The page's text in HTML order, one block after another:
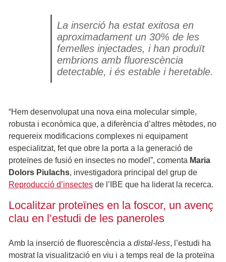
La inserció ha estat exitosa en
aproximadament un 30% de les
femelles injectades, i han produït
embrions amb fluorescència
detectable, i és estable i heretable.
“Hem desenvolupat una nova eina molecular simple,
robusta i econòmica que, a diferència d’altres mètodes, no
requereix modificacions complexes ni equipament
especialitzat, fet que obre la porta a la generació de
proteïnes de fusió en insectes no model”, comenta Maria
Dolors Piulachs, investigadora principal del grup de
Reproducció d’insectes de l’IBE que ha liderat la recerca.
Localitzar proteïnes en la foscor, un avenç
clau en l’estudi de les paneroles
Amb la inserció de fluorescència a distal-less, l’estudi ha
mostrat la visualització en viu i a temps real de la proteïna